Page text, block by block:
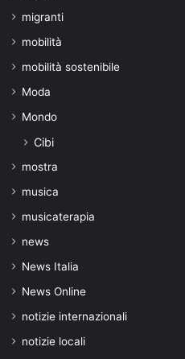
migranti
mobilità
mobilità sostenibile
Moda
Mondo
Cibi
mostra
musica
musicaterapia
news
News Italia
News Online
notizie internazionali
notizie locali